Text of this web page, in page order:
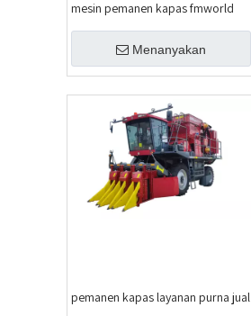
mesin pemanen kapas fmworld
Menanyakan
pemanen kapas layanan purna jual